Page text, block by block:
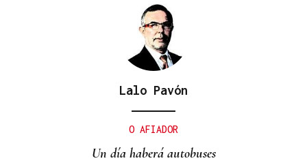
Lalo Pavón
O AFIADOR
Un día haberá autobuses